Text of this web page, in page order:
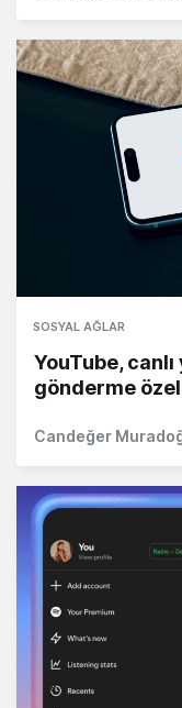
SOSYAL AĞLAR
YouTube,
gönderme
Candeğer